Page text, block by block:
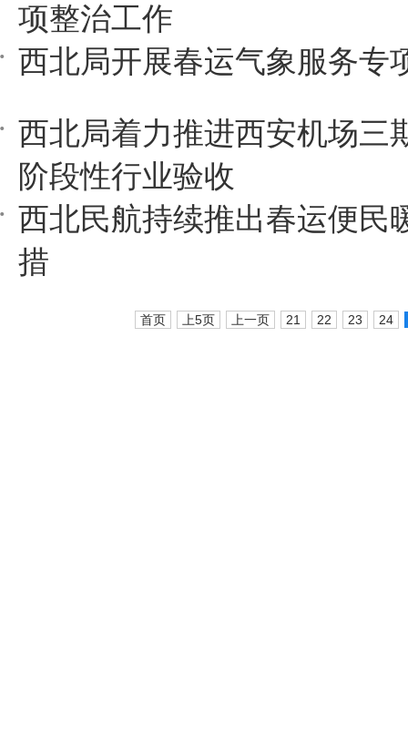
项整治工作
西北局开展春运气象服务专
西北局着力推进西安机场三
阶段性行业验收
西北民航持续推出春运便民
措
首页 上5页 上一页 21 22 23 24